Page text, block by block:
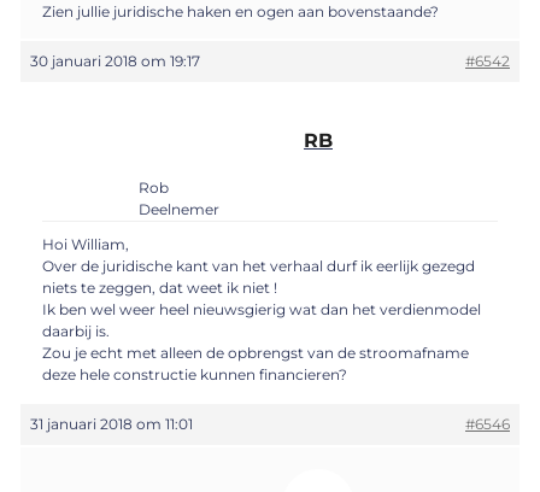
Zien jullie juridische haken en ogen aan bovenstaande?
30 januari 2018 om 19:17 #6542
RB
Rob
Deelnemer
Hoi William,
Over de juridische kant van het verhaal durf ik eerlijk gezegd
niets te zeggen, dat weet ik niet !
Ik ben wel weer heel nieuwsgierig wat dan het verdienmodel
daarbij is.
Zou je echt met alleen de opbrengst van de stroomafname
deze hele constructie kunnen financieren?
31 januari 2018 om 11:01 #6546